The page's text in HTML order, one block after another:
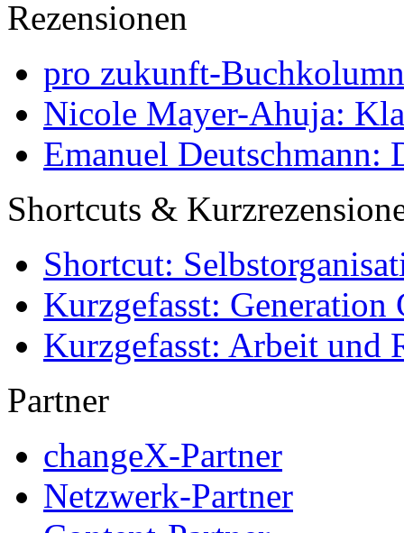
Rezensionen
pro zukunft-
Nicole Mayer-Ahuja:
Emanuel Deutschmann:
Shortcuts &
Shortcut:
Kurzgefasst: Generation
Kurzgefasst: Arbeit und
Partner
changeX-Partner
Netzwerk-Partner